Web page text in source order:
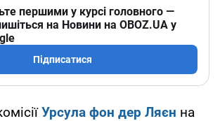
першими у курсі головного —
на Новини на OBOZ.UA у
Підписатися
Урсула фон дер Ляєн на